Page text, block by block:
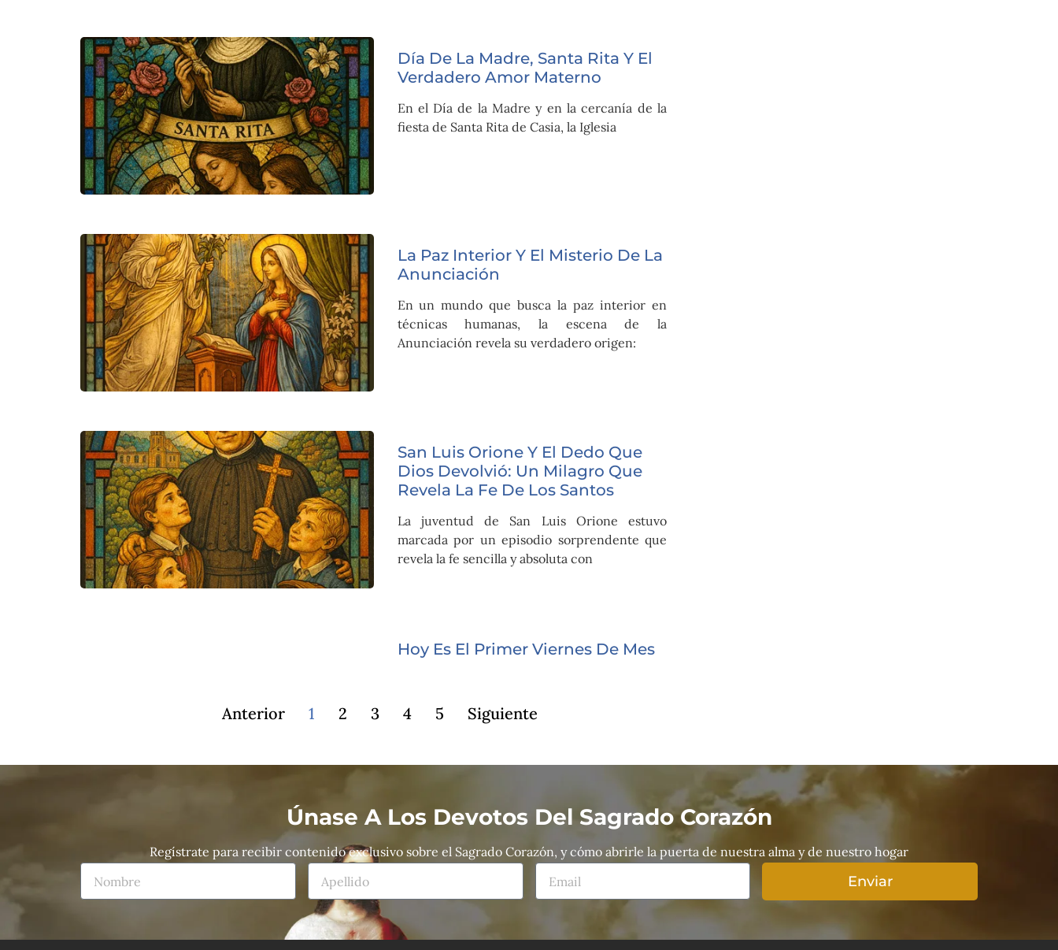
Día De La Madre, Santa Rita Y El
Verdadero Amor Materno
En el Día de la Madre y en la cercanía de la
fiesta de Santa Rita de Casia, la Iglesia
La Paz Interior Y El Misterio De La
Anunciación
En un mundo que busca la paz interior en
técnicas humanas, la escena de la
Anunciación revela su verdadero origen:
San Luis Orione Y El Dedo Que
Dios Devolvió: Un Milagro Que
Revela La Fe De Los Santos
La juventud de San Luis Orione estuvo
marcada por un episodio sorprendente que
revela la fe sencilla y absoluta con
Hoy Es El Primer Viernes De Mes
Anterior 1 2 3 4 5 Siguiente
Únase A Los Devotos Del Sagrado Corazón
Regístrate para recibir contenido exclusivo sobre el Sagrado Corazón, y cómo abrirle la puerta de nuestra alma y de nuestro hogar
Enviar